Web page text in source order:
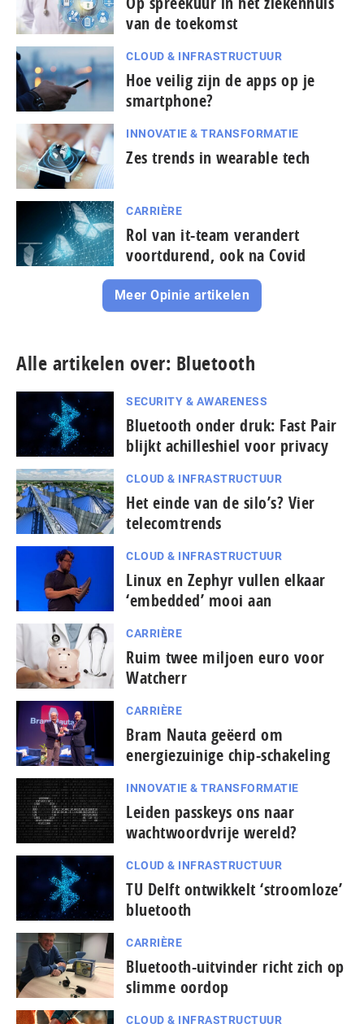
van de toekomst
CLOUD & INFRASTRUCTUUR
Hoe veilig zijn de apps op je
smartphone?
INNOVATIE & TRANSFORMATIE
Zes trends in wearable tech
CARRIÈRE
Rol van it-team verandert
voortdurend, ook na Covid
Meer Opinie artikelen
Alle artikelen over: Bluetooth
SECURITY & AWARENESS
Bluetooth onder druk: Fast Pair
blijkt achilleshiel voor privacy
CLOUD & INFRASTRUCTUUR
Het einde van de silo’s? Vier
telecomtrends
CLOUD & INFRASTRUCTUUR
Linux en Zephyr vullen elkaar
‘embedded’ mooi aan
CARRIÈRE
Ruim twee miljoen euro voor
Watcherr
CARRIÈRE
Bram Nauta geëerd om
energiezuinige chip-schakeling
INNOVATIE & TRANSFORMATIE
Leiden passkeys ons naar
wachtwoordvrije wereld?
CLOUD & INFRASTRUCTUUR
TU Delft ontwikkelt ‘stroomloze’
bluetooth
CARRIÈRE
Bluetooth-uitvinder richt zich op
slimme oordop
CLOUD & INFRASTRUCTUUR